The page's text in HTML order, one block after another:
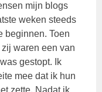
mijn blogs
weken steeds
beginnen. Toen
waren een van
gestopt. Ik
mee dat ik hun
zette. Nadat ik